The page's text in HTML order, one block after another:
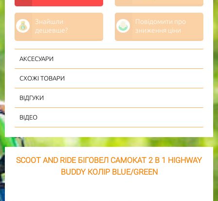
Знайшли
дешевше?
Повідомити про
зниження ціни
АКСЕСУАРИ
СХОЖІ ТОВАРИ
ВІДГУКИ
ВІДЕО
SCOOT AND RIDE БІГОВЕЛ САМОКАТ 2 В 1 HIGHWAY
BUDDY КОЛІР BLUE/GREEN